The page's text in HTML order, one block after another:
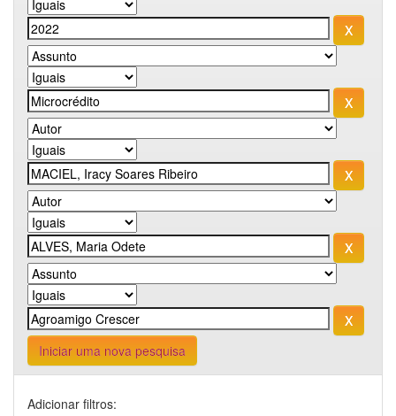
Iniciar uma nova pesquisa
Adicionar filtros: